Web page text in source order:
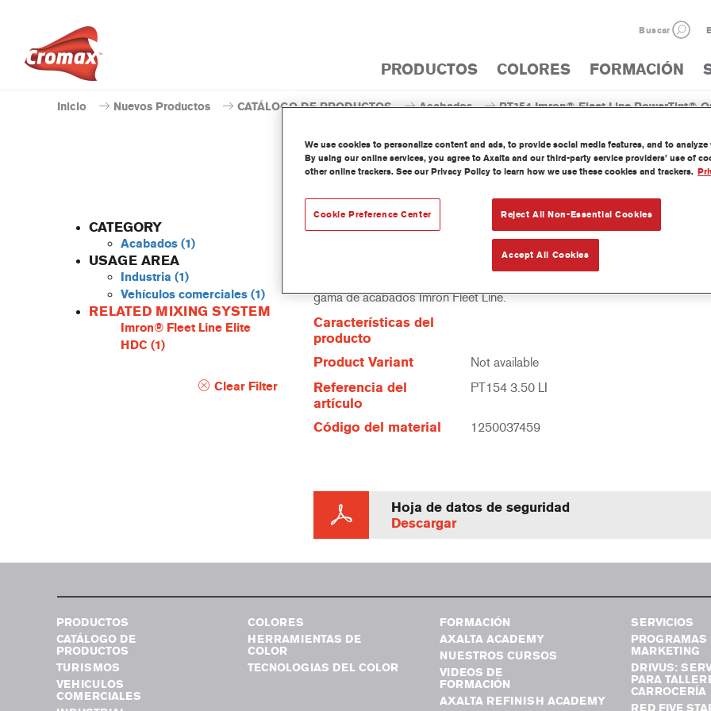
Buscar
PRODUCTOS COLORES FORMACIÓN
Inicio Nuevos Productos CATÁLOGO DE PRODUCTOS Acabados PT154 Imron® Fleet Line PowerTint®
CATEGORY
Acabados (1)
USAGE AREA
Industria (1)
Vehículos comerciales (1)
RELATED MIXING SYSTEM
Imron® Fleet Line Elite
HDC (1)
Clear Filter
PT154 Imron® Fleet Line
gama de acabados Imron Fleet Line.
Características del
producto
Product Variant
Not available
Referencia del
artículo
PT154 3.50 LI
Código del material 1250037459
Hoja de datos de seguridad
Descargar
PRODUCTOS
CATÁLOGO DE
PRODUCTOS
TURISMOS
VEHICULOS
COMERCIALES
COLORES
HERRAMIENTAS DE
COLOR
TECNOLOGIAS DEL COLOR
FORMACIÓN
AXALTA ACADEMY
NUESTROS CURSOS
VIDEOS DE
FORMACIÓN
AXALTA REFINISH ACADEMY
SERVICIOS
PROGRAMAS
MARKETING
DRIVUS:
PARA
CARROCERÍA
We use cookies to personalize content and ads, to provide social media features, and to
By using our online services, you agree to Axalta and our third-party service providers’ use of
other online trackers. See our Privacy Policy to learn how we use these cookies and trackers.
Reject All Non-Essential Cookies
Accept All Cookies
Cookie Preference Center